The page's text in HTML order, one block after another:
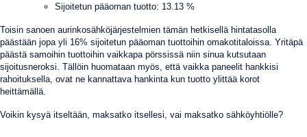
Sijoitetun pääoman tuotto: 13.13 %
Toisin sanoen aurinkosähköjärjestelmien tämän hetkisellä hintatasolla
päästään jopa yli 16% sijoitetun pääoman tuottoihin omakotitaloissa. Yritäpä
päästä samoihin tuottoihin vaikkapa pörssissä niin sinua kutsutaan
sijoitusneroksi. Tällöin huomataan myös, että vaikka paneelit hankkisi
rahoituksella, ovat ne kannattava hankinta kun tuotto ylittää korot
heittämällä.
Voikin kysyä itseltään, maksatko itsellesi, vai maksatko sähköyhtiölle?